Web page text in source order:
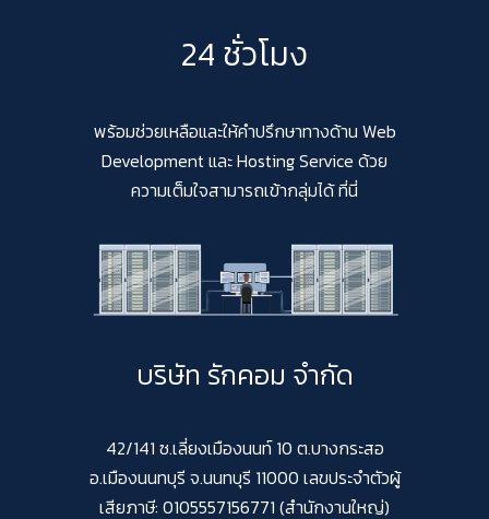
24 ชั่วโมง
พร้อมช่วยเหลือและให้คำปรึกษาทางด้าน Web
Development และ Hosting Service ด้วย
ความเต็มใจสามารถเข้ากลุ่มได้ ที่นี่
บริษัท รักคอม จำกัด
42/141 ซ.เลี่ยงเมืองนนท์ 10 ต.บางกระสอ
อ.เมืองนนทบุรี จ.นนทบุรี 11000 เลขประจำตัวผู้
เสียภาษี: 0105557156771 (สำนักงานใหญ่)